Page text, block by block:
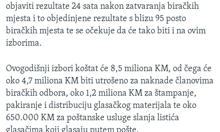
objaviti rezultate 24 sata nakon zatvaranja biračkih
mjesta i to objedinjene rezultate s blizu 95 posto
biračkih mjesta te se očekuje da će tako biti i na ovim
izborima.
Ovogodišnji izbori koštat će 8,5 miliona KM, od čega će
oko 4,7 miliona KM biti utrošeno za naknade članovima
biračkih odbora, oko 1,2 miliona KM za štampanje,
pakiranje i distribuciju glasačkog materijala te oko
650.000 KM za poštanske usluge slanja listića